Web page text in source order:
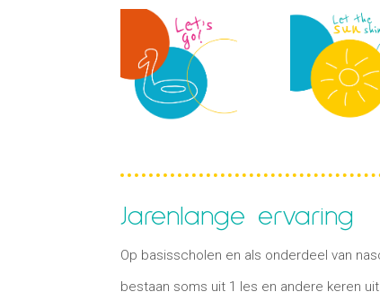
Jarenlange ervaring
Op basisscholen en als onderdeel van
bestaan soms uit 1 les en andere keren